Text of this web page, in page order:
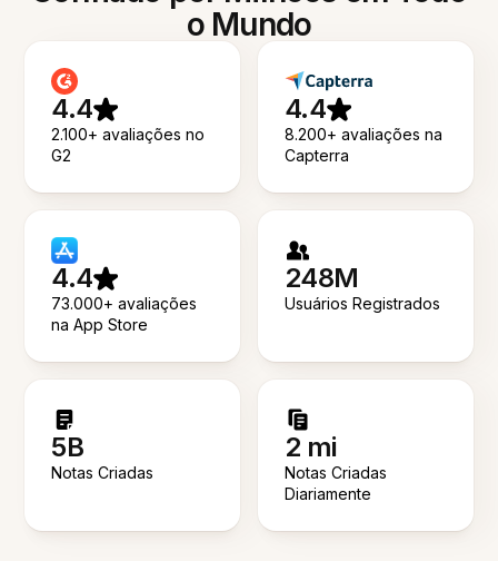
o Mundo
4.4
2.100+ avaliações no
G2
4.4
8.200+ avaliações na
Capterra
4.4
73.000+ avaliações
na App Store
248M
Usuários Registrados
5B
Notas Criadas
2 mi
Notas Criadas
Diariamente